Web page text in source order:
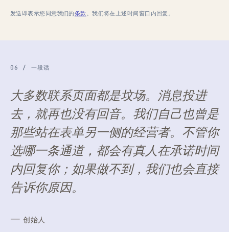
发送即表示您同意我们的条款 。我们将在上述时间窗口内回复。
06 / 一段话
大多数联系页面都是坟场。消息投进
去，就再也没有回音。我们自己也曾是
那些站在表单另一侧的经营者。不管你
选哪一条通道，都会有真人在承诺时间
内回复你；如果做不到，我们也会直接
告诉你原因。
— 创始人